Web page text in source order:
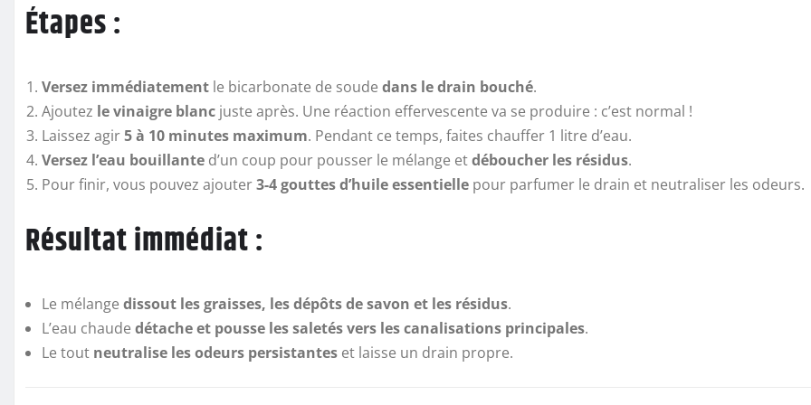
Étapes :
Versez immédiatement le bicarbonate de soude dans le drain bouché.
Ajoutez le vinaigre blanc juste après. Une réaction effervescente va se produire : c’est normal !
Laissez agir5 à 10 minutes maximum. Pendant ce temps, faites chauffer 1 litre d’eau.
Versez l’eau bouillante d’un coup pour pousser le mélange etdéboucher les résidus.
Pour finir, vous pouvez ajouter3-4 gouttes d’huile essentielle pour parfumer le drain et neutraliser les odeurs.
Résultat immédiat :
Le mélange dissout les graisses, les dépôts de savon et les résidus.
L’eau chaude détache et pousse les saletés vers les canalisations principales.
Le tout neutralise les odeurs persistantes et laisse un drain propre.